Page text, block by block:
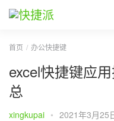
首页 办公快捷键
excel快捷键应
总
xingkupai • 2021年3月25